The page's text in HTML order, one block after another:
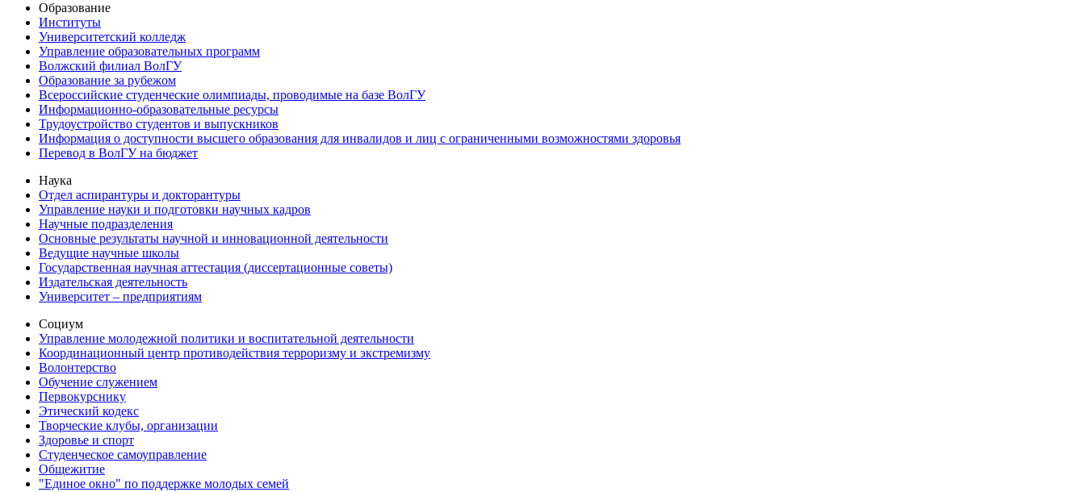
Образование
Институты
Университетский колледж
Управление образовательных программ
Волжский филиал ВолГУ
Образование за рубежом
Всероссийские студенческие олимпиады, проводимые на базе ВолГУ
Информационно-образовательные ресурсы
Трудоустройство студентов и выпускников
Информация о доступности высшего образования для инвалидов и лиц с ограниченными возможностями здоровья
Перевод в ВолГУ на бюджет
Наука
Отдел аспирантуры и докторантуры
Управление науки и подготовки научных кадров
Научные подразделения
Основные результаты научной и инновационной деятельности
Ведущие научные школы
Государственная научная аттестация (диссертационные советы)
Издательская деятельность
Университет – предприятиям
Социум
Управление молодежной политики и воспитательной деятельности
Координационный центр противодействия терроризму и экстремизму
Волонтерство
Обучение служением
Первокурснику
Этический кодекс
Творческие клубы, организации
Здоровье и спорт
Студенческое самоуправление
Общежитие
"Единое окно" по поддержке молодых семей